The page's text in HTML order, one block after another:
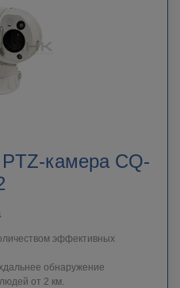
камера CQ-
эффективных
обнаружение
от 2 км.